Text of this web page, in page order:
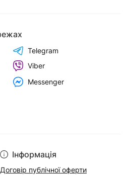
Інформація
Договір публічної оферти
Telegram
Viber
Messenger